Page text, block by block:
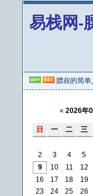
易栈网-
膘叔的简单
« 2026年
日 一 二 三
2
3 4 5
9
10 11 12
16
17 18 19
23
24 25 26